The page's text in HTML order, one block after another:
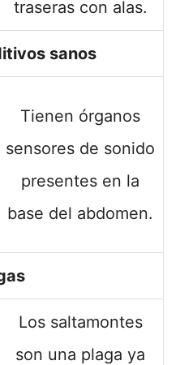
traseras con alas.
sanos
Tienen órganos
sensores de sonido
presentes en la
base del abdomen.
Los saltamontes
son una plaga ya